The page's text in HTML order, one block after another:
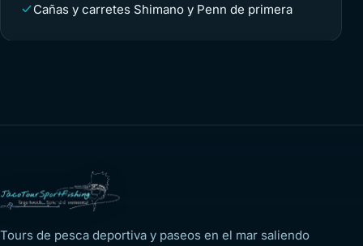
Cañas y carretes Shimano y Penn de primera
Tours de pesca deportiva y paseos en el mar saliendo